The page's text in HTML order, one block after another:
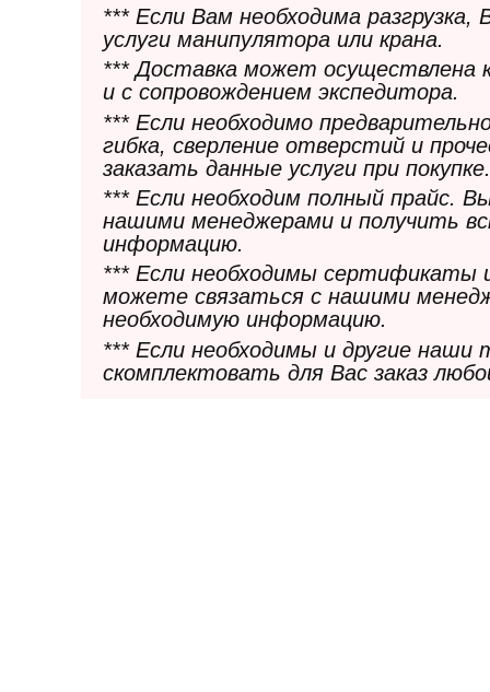
*** Если Вам необходима
услуги манипулятора или крана.
*** Доставка может осуществлена
и с сопровождением экспедитора.
*** Если необходимо
гибка, сверление отверстий и
заказать данные услуги при покупке.
*** Если необходим полный прайс.
нашими менеджерами и получить
информацию.
*** Если необходимы сертификаты
можете связаться с нашими
необходимую информацию.
*** Если необходимы и другие
скомплектовать для Вас заказ